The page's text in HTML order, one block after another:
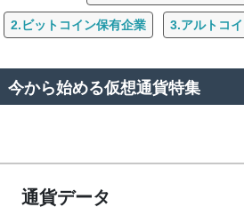
2.ビットコイン保有企業 3.アルトコ
今から始める仮想通貨特集
通貨データ